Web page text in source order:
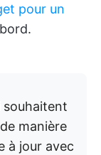
pour un
souhaitent
manière
à jour avec